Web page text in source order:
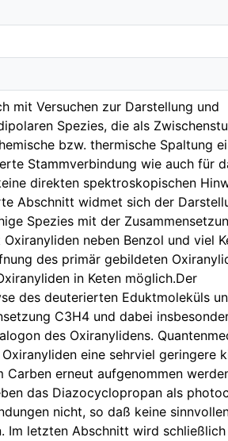
mit Versuchen zur Darstellung und
Spezies, die als
bzw. thermische Spaltung
Stammverbindung wie auch für
direkten spektroskopischen
Abschnitt widmet sich der
Spezies mit der
neben Benzol und viel
des primär gebildeten
in Keten möglich.Der
des deuterierten Eduktmoleküls
C3H4 und dabei
des Oxiranylidens.
eine sehrviel geringere
erneut aufgenommen
das Diazocyclopropan als
nicht, so daß keine
Im letzten Abschnitt wird